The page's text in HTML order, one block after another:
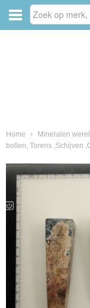
Home › Mineralen
bollen, Torens ,Schijven
van fossielen en